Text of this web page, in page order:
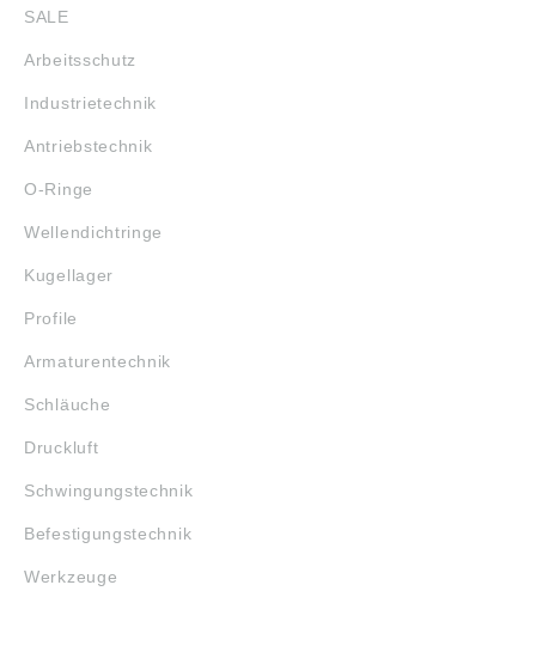
SALE
Arbeitsschutz
Industrietechnik
Antriebstechnik
O-Ringe
Wellendichtringe
Kugellager
Profile
Armaturentechnik
Schläuche
Druckluft
Schwingungstechnik
Befestigungstechnik
Werkzeuge